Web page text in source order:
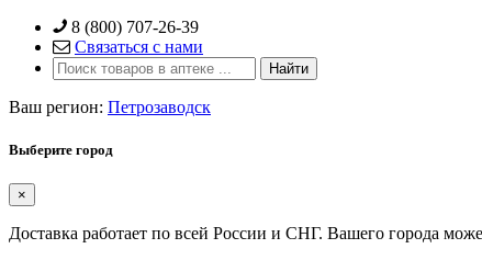
Skip
content
8 (800) 707-26-39
Связаться с нами
Ваш регион: Петрозаводск
Выберите город
×
Доставка работает по всей России и СНГ. Вашего города